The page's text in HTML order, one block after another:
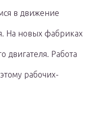
в движение
На новых фабриках
двигателя. Работа
рабочих-